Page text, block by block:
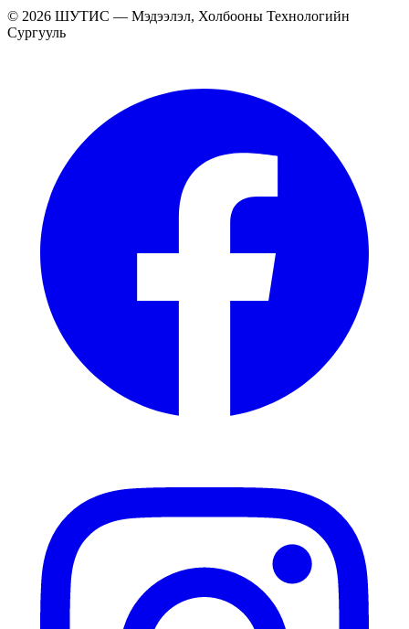
© 2026 ШУТИС — Мэдээлэл, Холбооны Технологийн
Сургууль